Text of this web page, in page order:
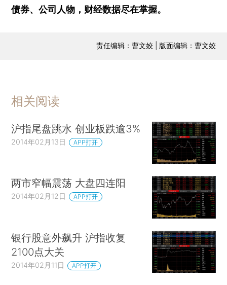
债券、公司人物，财经数据尽在掌握。
责任编辑：曹文姣 | 版面编辑：曹文姣
相关阅读
沪指尾盘跳水 创业板跌逾3%
2014年02月13日 APP打开
两市窄幅震荡 大盘四连阳
2014年02月12日 APP打开
银行股意外飙升 沪指收复
2100点大关
2014年02月11日 APP打开